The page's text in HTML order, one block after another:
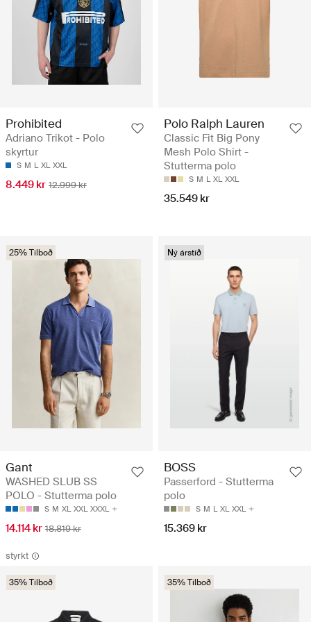
Prohibited
Adriano Trikot - Polo
skyrtur
S M L XL XXL
8.449 kr 12.999 kr
Polo Ralph Lauren
Classic Fit Big Pony
Mesh Polo Shirt -
Stutterma polo
S M L XL XXL
35.549 kr
25% Tilboð
Gant
WASHED SLUB SS
POLO - Stutterma polo
S M XL XXL XXXL
14.114 kr 18.819 kr
Ný árstíð
BOSS
Passerford - Stutterma
polo
S M L XL XXL
15.369 kr
styrkt
35% Tilboð 35% Tilboð